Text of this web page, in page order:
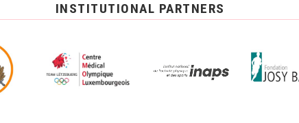
INSTITUTIONAL PARTNERS